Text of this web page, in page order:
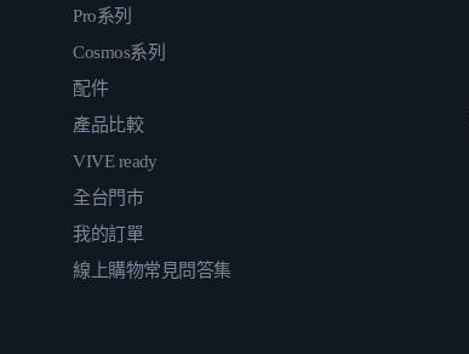
Pro系列
Cosmos系列
配件
產品比較
VIVE ready
全台門市
我的訂單
線上購物常見問答集